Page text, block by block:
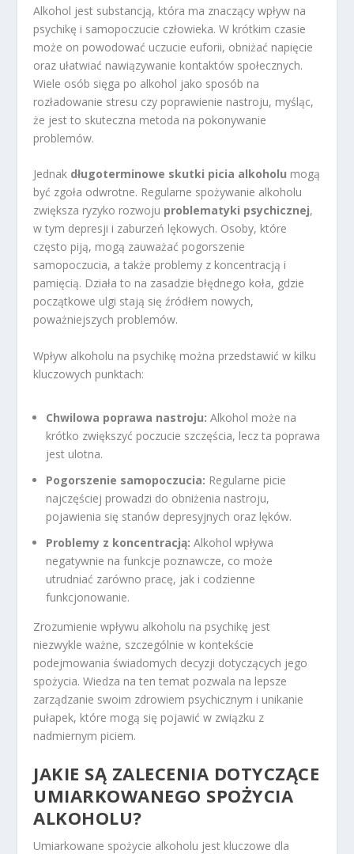
Alkohol jest substancją, która ma znaczący wpływ na
psychikę i samopoczucie człowieka. W krótkim czasie
może on powodować uczucie euforii, obniżać napięcie
oraz ułatwiać nawiązywanie kontaktów społecznych.
Wiele osób sięga po alkohol jako sposób na
rozładowanie stresu czy poprawienie nastroju, myśląc,
że jest to skuteczna metoda na pokonywanie
problemów.
Jednak długoterminowe skutki picia alkoholu mogą
być zgoła odwrotne. Regularne spożywanie alkoholu
zwiększa ryzyko rozwoju problematyki psychicznej,
w tym depresji i zaburzeń lękowych. Osoby, które
często piją, mogą zauważać pogorszenie
samopoczucia, a także problemy z koncentracją i
pamięcią. Działa to na zasadzie błędnego koła, gdzie
początkowe ulgi stają się źródłem nowych,
poważniejszych problemów.
Wpływ alkoholu na psychikę można przedstawić w kilku
kluczowych punktach:
Chwilowa poprawa nastroju: Alkohol może na
krótko zwiększyć poczucie szczęścia, lecz ta poprawa
jest ulotna.
Pogorszenie samopoczucia: Regularne picie
najczęściej prowadzi do obniżenia nastroju,
pojawienia się stanów depresyjnych oraz lęków.
Problemy z koncentracją: Alkohol wpływa
negatywnie na funkcje poznawcze, co może
utrudniać zarówno pracę, jak i codzienne
funkcjonowanie.
Zrozumienie wpływu alkoholu na psychikę jest
niezwykle ważne, szczególnie w kontekście
podejmowania świadomych decyzji dotyczących jego
spożycia. Wiedza na ten temat pozwala na lepsze
zarządzanie swoim zdrowiem psychicznym i unikanie
pułapek, które mogą się pojawić w związku z
nadmiernym piciem.
JAKIE SĄ ZALECENIA DOTYCZĄCE
UMIARKOWANEGO SPOŻYCIA
ALKOHOLU?
Umiarkowane spożycie alkoholu jest kluczowe dla